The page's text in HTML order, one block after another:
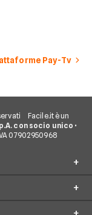
Pay-Tv
Facile.it è un
con socio unico •
07902950968